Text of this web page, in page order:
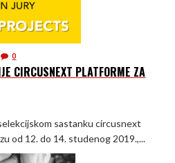
0
CIRCUSNEXT PLATFORME ZA
sastanku circusnext
od 12. do 14. studenog 2019.,...